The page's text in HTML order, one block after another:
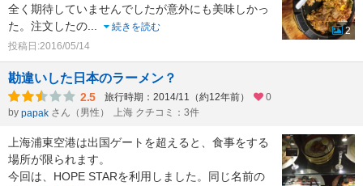
全く期待していませんでしたが意外にも美味しかっ
た。注文したの...
続きを読む
投稿日:2016/05/14
2
勘違いした日本のラーメン？
2.5 旅行時期：2014/11（約12年前）
0
by papak さん（男性） 上海 クチコミ：3件
上海浦東空港は出国ゲートを超えると、食事をする
場所が限られます。
今回は、HOPE STARを利用しました。同じ名前の